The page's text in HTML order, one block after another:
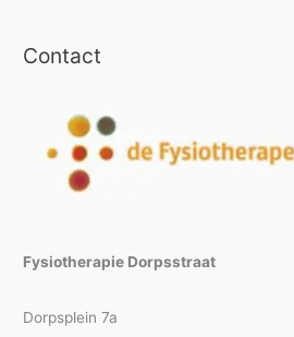
Contact
Fysiotherapie Dorpsstraat
Dorpsplein 7a